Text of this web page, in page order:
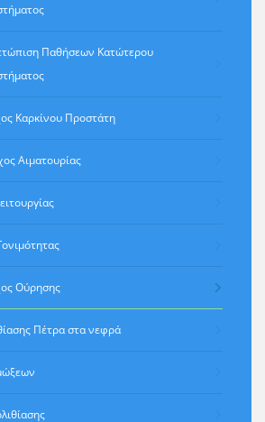
Παθήσεων Κατώτερου
Καρκίνου Προστάτη
Αιματουρίας
Ούρησης
Πέτρα στα νεφρά